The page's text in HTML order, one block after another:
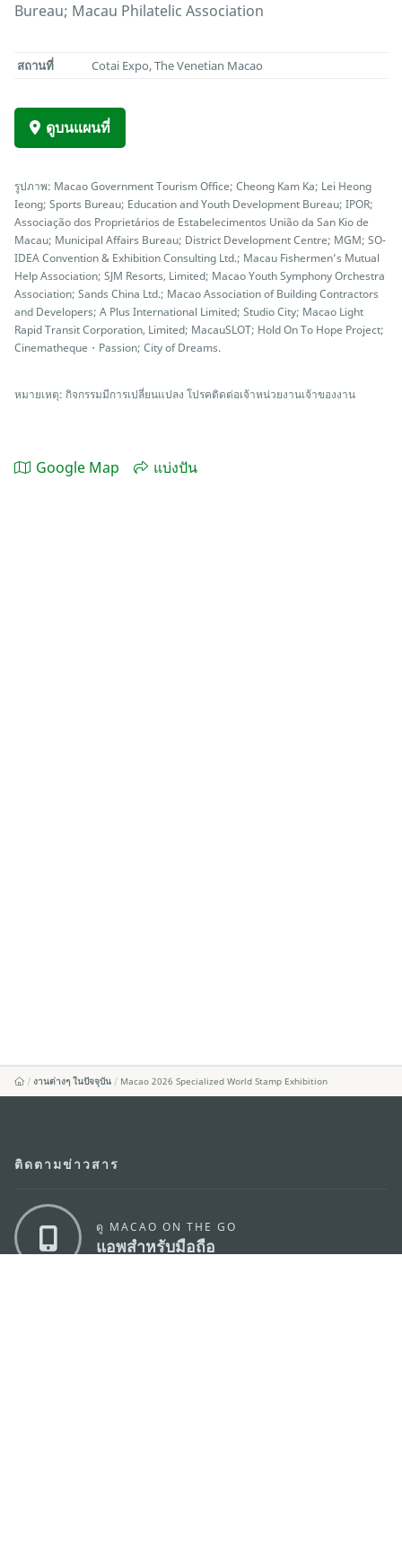
Bureau; Macau Philatelic Association
สถานที่ Cotai Expo, The Venetian Macao
ดูบนแผนที่
รูปภาพ: Macao Government Tourism Office; Cheong Kam Ka; Lei Heong
Ieong; Sports Bureau; Education and Youth Development Bureau; IPOR;
Associação dos Proprietários de Estabelecimentos União da San Kio de
Macau; Municipal Affairs Bureau; District Development Centre; MGM; SO-
IDEA Convention & Exhibition Consulting Ltd.; Macau Fishermen’s Mutual
Help Association; SJM Resorts, Limited; Macao Youth Symphony Orchestra
Association; Sands China Ltd.; Macao Association of Building Contractors
and Developers; A Plus International Limited; Studio City; Macao Light
Rapid Transit Corporation, Limited; MacauSLOT; Hold On To Hope Project;
Cinematheque・Passion; City of Dreams.
หมายเหตุ: กิจกรรมมีการเปลี่ยนแปลง โปรคติดต่อเจ้าหน่วยงานเจ้าของงาน
Google Map แบ่งปัน
งานต่างๆ ในปัจจุบัน Macao 2026 Specialized World Stamp Exhibition
ติดตามข่าวสาร
ดู MACAO ON THE GO
แอพสำหรับมือถือ